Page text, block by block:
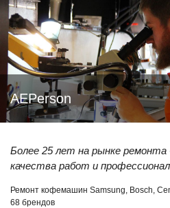
AEPerson
Более 25 лет на рынке ремонта
качества работ и
Ремонт кофемашин Samsung, Bosch,
68 брендов